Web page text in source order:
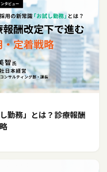
勤務」とは？診療報酬